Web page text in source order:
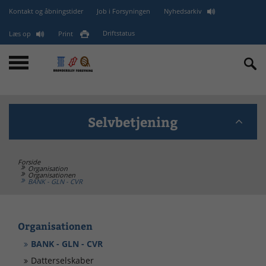
Kontakt og åbningstider Job i Forsyningen Nyhedsarkiv
Læs op Print Driftstatus
Selvbetjening
BANK - GLN (EAN) - CVR
Forside
Organisation
Organisationen
BANK - GLN - CVR
Organisationen
BANK - GLN - CVR
Datterselskaber